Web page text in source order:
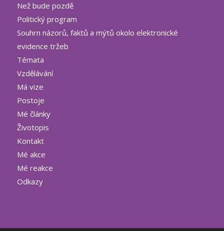
Než bude pozdě
Politický program
Souhrn názorů, faktů a mýtů okolo elektronické
evidence tržeb
Témata
Vzdělávání
Má vize
Postoje
Mé články
Životopis
Kontakt
Mé akce
Mé reakce
Odkazy